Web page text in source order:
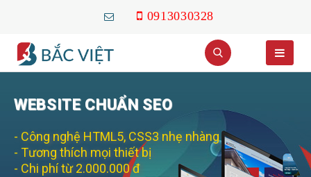
0913030328
WEBSITE CHUẨN SEO
- Công nghệ HTML5, CSS3 nhẹ nhàng
- Tương thích mọi thiết bị
- Chi phí từ 2.000.000 đ